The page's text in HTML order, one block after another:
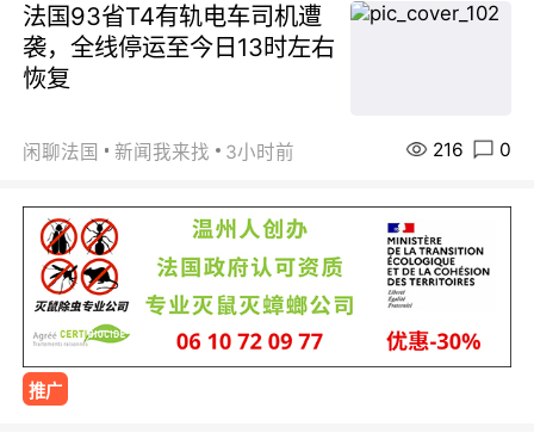
法国93省T4有轨电车司机遭
袭，全线停运至今日13时左右
恢复
闲聊法国 新闻我来找 3小时前 216 0
推广